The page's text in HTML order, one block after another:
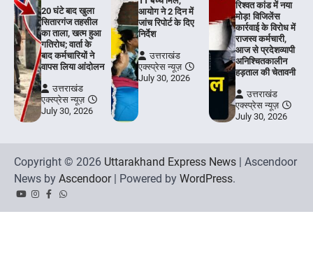
20 घंटे बाद खुला
सितारगंज तहसील
का ताला, खत्म हुआ
गतिरोध; वार्ता के
बाद कर्मचारियों ने
वापस लिया आंदोलन
उत्तराखंड
एक्स्प्रेस न्यूज़
July 30, 2026
आयोग ने 2 दिन में
जांच रिपोर्ट के दिए
निर्देश
उत्तराखंड
एक्स्प्रेस न्यूज़
July 30, 2026
रिश्वत कांड में नया
मोड़! विजिलेंस
कार्रवाई के विरोध में
राजस्व कर्मचारी,
आज से प्रदेशव्यापी
अनिश्चितकालीन
हड़ताल की चेतावनी
उत्तराखंड
एक्स्प्रेस न्यूज़
July 30, 2026
Copyright © 2026 Uttarakhand Express News | Ascendoor
News by Ascendoor| Powered by WordPress.
YouTubeInstagram
Facebook
Whatsapp